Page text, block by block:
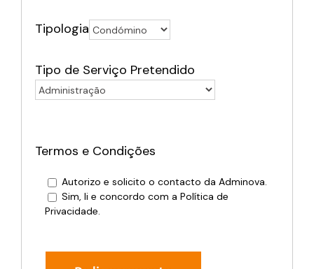
Tipologia
Tipo de Serviço Pretendido
Termos e Condições
Autorizo e solicito o contacto da Adminova.
Sim, li e concordo com a Política de
Privacidade.